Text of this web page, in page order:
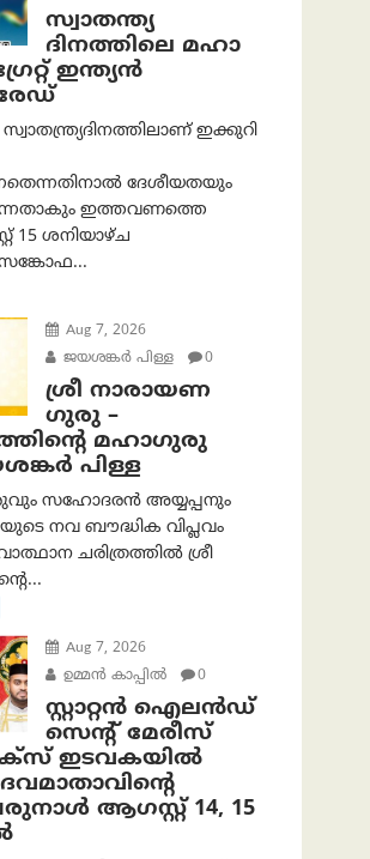
സ്വാതന്ത്യ
ദിനത്തിലെ മഹാ
ഇന്ത്യൻ
ഇക്കുറി
ദേശീയതയും
ഇത്തവണത്തെ
ശനിയാഴ്ച
Aug 7, 2026
ജയശങ്കര്‍ പിള്ള
0
ശ്രീ നാരായണ
ഗുരു –
മഹാഗുരു
പിള്ള
സഹോദരൻ അയ്യപ്പനും
നവ ബൗദ്ധിക വിപ്ലവം
ചരിത്രത്തിൽ ശ്രീ
Aug 7, 2026
ഉമ്മന്‍ കാപ്പില്‍
0
സ്റ്റാറ്റൻ ഐലൻഡ്
സെന്റ് മേരീസ്
ഇടവകയിൽ
ആഗസ്റ്റ് 14, 15